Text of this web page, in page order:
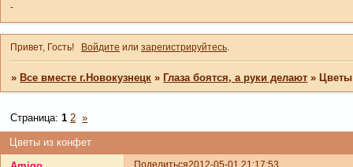
-
Привет, Гость! Войдите или зарегистрируйтесь.
»Все вместе г.Новокузнецк »Глаза боятся, а руки делают »Цветы
Цветы из конфет
Страница:1 2 »
Поделиться2012-05-01 21:17:53